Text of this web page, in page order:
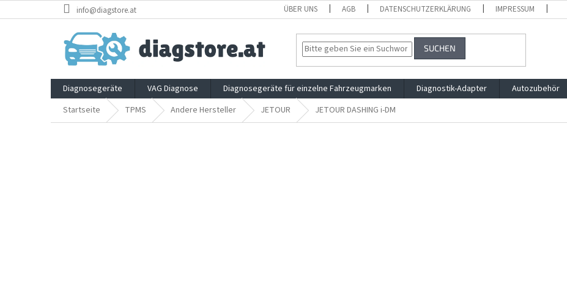
Inhalt
info@diagstore.at ÜBER UNS AGB DATENSCHUTZERKLÄRUNG IMPRESSUM
SUCHEN
Diagnosegeräte VAG Diagnose Diagnosegeräte für einzelne Fahrzeugmarken Diagnostik-Adapter Autozubehör
Startseite
TPMS Andere Hersteller JETOUR JETOUR DASHING i-DM